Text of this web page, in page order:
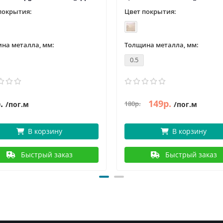
металла, мм:
/пог.м
В корзину
Быстрый заказ
Цвет покрытия:
Толщина металла, мм:
0.5
180р. 149р. /пог.м
В корзину
Быстрый заказ